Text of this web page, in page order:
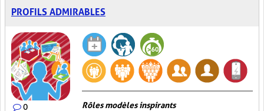
PROFILS ADMIRABLES
0 Rôles modèles inspirants